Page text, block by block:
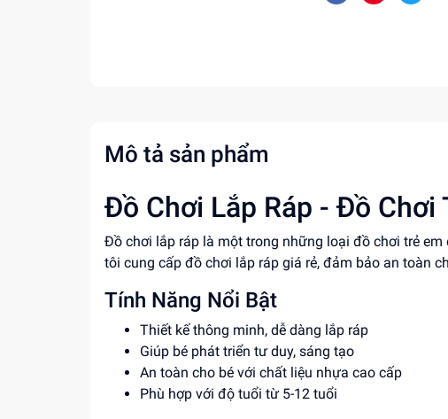
Mô tả sản phẩm
Đồ Chơi Lắp Ráp - Đồ Chơi
Đồ chơi lắp ráp là một trong những loại đồ chơi trẻ
tôi cung cấp đồ chơi lắp ráp giá rẻ, đảm bảo an toàn
Tính Năng Nổi Bật
Thiết kế thông minh, dễ dàng lắp ráp
Giúp bé phát triển tư duy, sáng tạo
An toàn cho bé với chất liệu nhựa cao cấp
Phù hợp với độ tuổi từ 5-12 tuổi